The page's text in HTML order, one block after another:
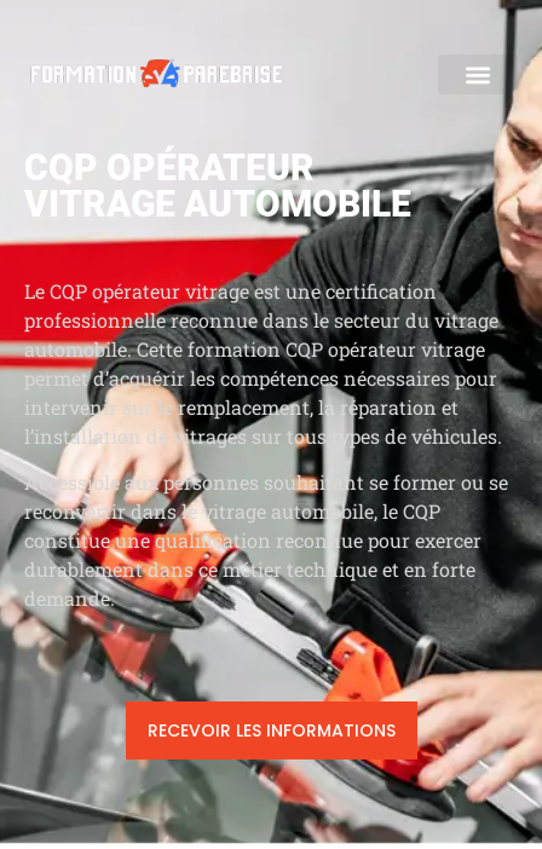
CQP OPÉRATEUR
VITRAGE AUTOMOBILE
Le CQP opérateur vitrage est une certification
professionnelle reconnue dans le secteur du vitrage
automobile. Cette formation CQP opérateur vitrage
permet d’acquérir les compétences nécessaires pour
intervenir sur le remplacement, la réparation et
l’installation de vitrages sur tous types de véhicules.
Accessible aux personnes souhaitant se former ou se
reconvertir dans le vitrage automobile, le CQP
constitue une qualification reconnue pour exercer
durablement dans ce métier technique et en forte
demande.
RECEVOIR LES INFORMATIONS